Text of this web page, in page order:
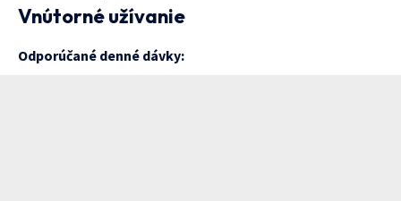
Vnútorné užívanie
Odporúčané denné dávky: